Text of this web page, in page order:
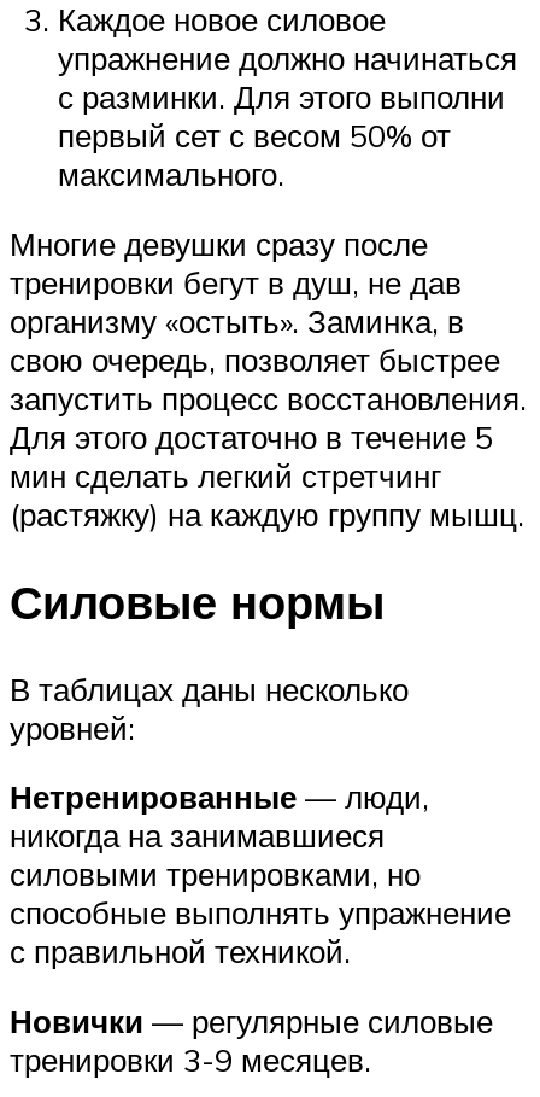
Каждое новое силовое
упражнение должно начинаться
с разминки. Для этого выполни
первый сет с весом 50% от
максимального.
Многие девушки сразу после
тренировки бегут в душ, не дав
организму «остыть». Заминка, в
свою очередь, позволяет быстрее
запустить процесс восстановления.
Для этого достаточно в течение 5
мин сделать легкий стретчинг
(растяжку) на каждую группу мышц.
Силовые нормы
В таблицах даны несколько
уровней:
Нетренированные — люди,
никогда на занимавшиеся
силовыми тренировками, но
способные выполнять упражнение
с правильной техникой.
Новички — регулярные силовые
тренировки 3-9 месяцев.